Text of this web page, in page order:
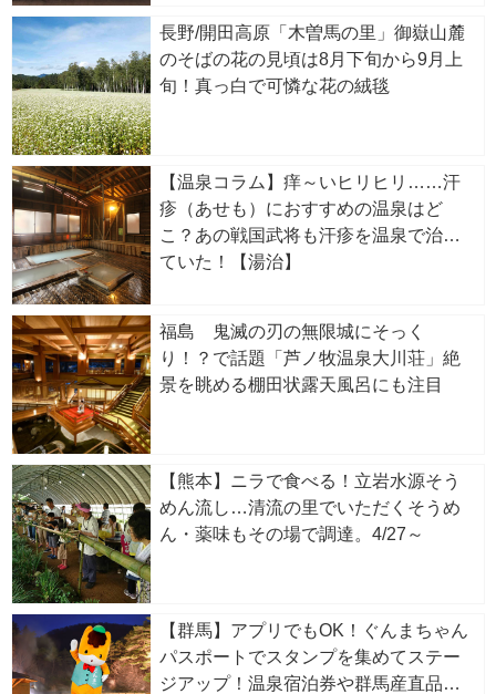
長野/開田高原「木曽馬の里」御嶽山麓
のそばの花の見頃は8月下旬から9月上
旬！真っ白で可憐な花の絨毯
【温泉コラム】痒～いヒリヒリ……汗
疹（あせも）におすすめの温泉はど
こ？あの戦国武将も汗疹を温泉で治し
ていた！【湯治】
福島 鬼滅の刃の無限城にそっく
り！？で話題「芦ノ牧温泉大川荘」絶
景を眺める棚田状露天風呂にも注目
【熊本】ニラで食べる！立岩水源そう
めん流し…清流の里でいただくそうめ
ん・薬味もその場で調達。4/27～
【群馬】アプリでもOK！ぐんまちゃん
パスポートでスタンプを集めてステー
ジアップ！温泉宿泊券や群馬産直品が